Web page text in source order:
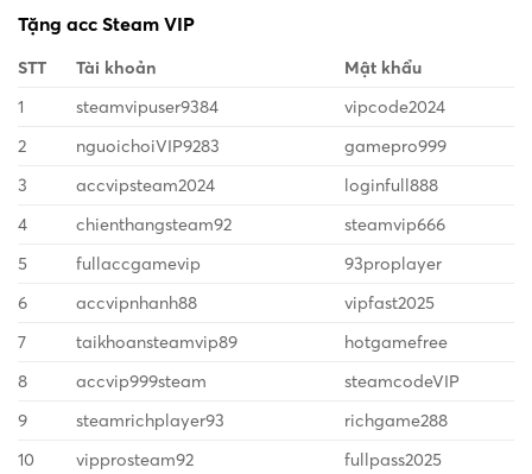
Tặng acc Steam VIP
STT Tài khoản
Mật khẩu
1
steamvipuser9384
vipcode2024
2
nguoichoiVIP9283
gamepro999
3
accvipsteam2024
loginfull888
4
chienthangsteam92
steamvip666
5
fullaccgamevip
93proplayer
6
accvipnhanh88
vipfast2025
7
taikhoansteamvip89
hotgamefree
8
accvip999steam
steamcodeVIP
9
steamrichplayer93
richgame288
10
vipprosteam92
fullpass2025